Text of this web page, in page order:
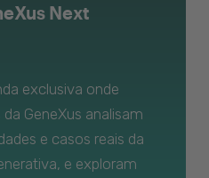
Next
exclusiva onde
GeneXus analisam
e casos reais da
e exploram